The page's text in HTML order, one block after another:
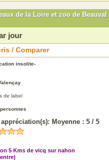
de la Loire et zoo de Beauval
jour
/ Comparer
insolite-
de label
personnes
appréciation(s): Moyenne : 5 / 5
5 Kms de vicq sur nahon